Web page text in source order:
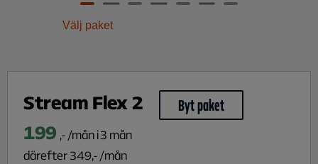
Välj paket
Stream Flex 2 Byt paket
199 ,- /mån i 3 mån
därefter349,- /mån